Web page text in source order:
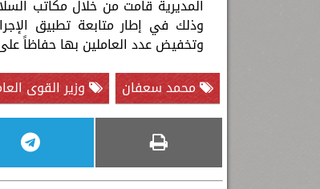
وتخفيض عدد العاملين بها حفاظاً
محمد سعفان
وزير القوى